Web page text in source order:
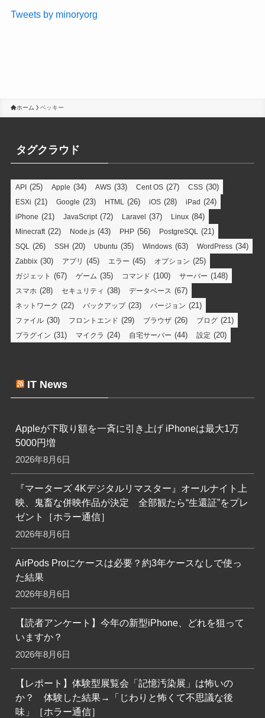
Tweets by minoryorg
ホーム ベッキー
タグクラウド
API (25) Apple (34) AWS (33) Cent OS (27) CSS (30)
ESXi (21) Google (23) HTML (26) iOS (28) iPad (24)
iPhone (21) JavaScript (72) Laravel (37) Linux (84)
Minecraft (22) Node.js (43) PHP (56) PostgreSQL (21)
SQL (26) SSH (20) Ubuntu (35) Windows (63) WordPress (34)
Zabbix (30) アプリ (45) エラー (45) オプション (25)
ガジェット (67) ゲーム (35) コマンド (100) サーバー (148)
スマホ (28) セキュリティ (38) データベース (67)
ネットワーク (22) バックアップ(23) バージョン (21)
ファイル (30) フロントエンド (29) ブラウザ (26) ブログ (21)
プラグイン (31) マイクラ (24) 自宅サーバー (44) 設定 (20)
IT News
Appleが下取り額を一斉に引き上げ iPhoneは最大1万
5000円増
2026年8月6日
『マーターズ 4Kデジタルリマスター』オールナイト上
映、鬼畜な併映作品が決定 全部観たら“生還証”をプレ
ゼント［ホラー通信］
2026年8月6日
AirPods Proにケースは必要？約3年ケースなしで使っ
た結果
2026年8月6日
【読者アンケート】今年の新型iPhone、どれを狙って
いますか？
2026年8月6日
【レポート】体験型展覧会「記憶汚染展」は怖いの
か？ 体験した結果→「じわりと怖くて不思議な後
味」［ホラー通信］